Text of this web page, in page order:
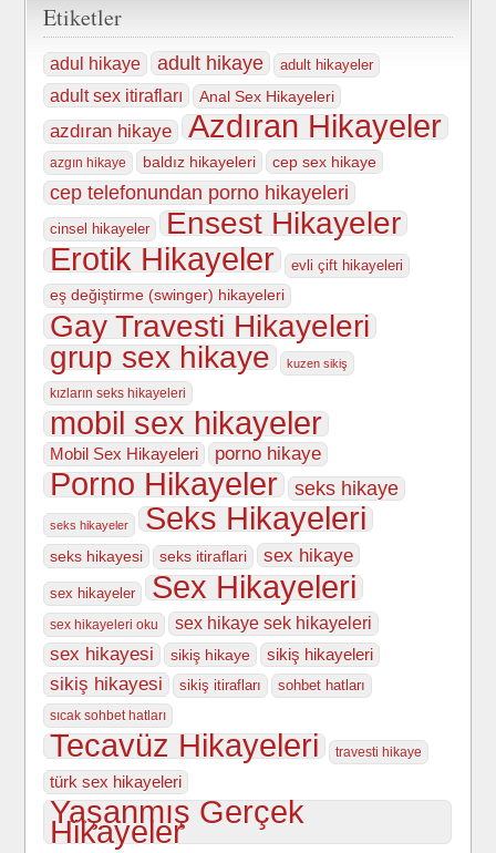
Etiketler
adul hikaye adult hikaye adult hikayeler
adult sex itirafları Anal Sex Hikayeleri
azdıran hikaye Azdıran Hikayeler
azgın hikaye baldız hikayeleri cep sex hikaye
cep telefonundan porno hikayeleri
cinsel hikayeler
Ensest Hikayeler
Erotik Hikayeler
evli çift hikayeleri
eş değiştirme (swinger) hikayeleri
Gay Travesti Hikayeleri
grup sex hikaye
kuzen sikiş
kızların seks hikayeleri
mobil sex hikayeler
Mobil Sex Hikayeleri porno hikaye
Porno Hikayeler seks hikaye
seks hikayeler Seks Hikayeleri
seks hikayesi seks itiraflari sex hikaye
sex hikayeler Sex Hikayeleri
sex hikayeleri oku sex hikaye sek hikayeleri
sex hikayesi sikiş hikaye sikiş hikayeleri
sikiş hikayesi sikiş itirafları sohbet hatları
sıcak sohbet hatları
Tecavüz Hikayeleri travesti hikaye
türk sex hikayeleri
Yaşanmış Gerçek
Hikayeler